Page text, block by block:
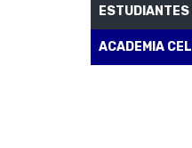
ACADEMIA